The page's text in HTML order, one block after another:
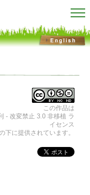
この作品は
- 改変禁止 3.0 非移植 ラ
イセンス
下に提供されています。